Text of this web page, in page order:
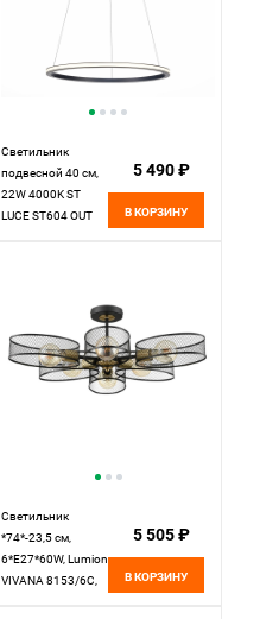
Светильник
подвесной 40 см,
22W 4000K ST
LUCE ST604 OUT
5 490 ₽
В КОРЗИНУ
Светильник
*74*-23,5 см,
6*E27*60W, Lumion
VIVANA 8153/6C,
5 505 ₽
В КОРЗИНУ